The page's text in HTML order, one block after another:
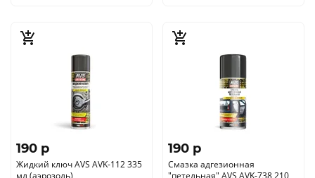
190 p
Жидкий ключ AVS AVK-112 335
мл (аэрозоль)
190 p
Смазка адгезионная
"петельная" AVS AVK-738 210